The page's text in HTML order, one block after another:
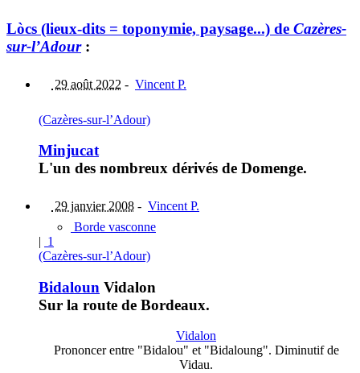
Lòcs (lieux-dits = toponymie, paysage...) de Cazères-
sur-l’Adour:
29 août 2022 - Vincent P.
(Cazères-sur-l’Adour)
Minjucat
L'un des nombreux dérivés de Domenge.
29 janvier 2008 - Vincent P.
Borde vasconne
| 1
(Cazères-sur-l’Adour)
Bidaloun Vidalon
Sur la route de Bordeaux.
Vidalon
Prononcer entre "Bidalou" et "Bidaloung". Diminutif de
Vidau.